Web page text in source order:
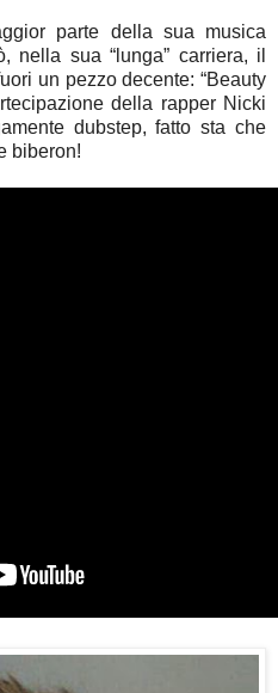
parte della sua musica
nella sua “lunga” carriera, il
un pezzo decente: “Beauty
della rapper Nicki
dubstep, fatto sta che
biberon!